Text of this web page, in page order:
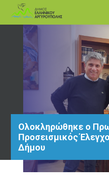
Ολοκληρώθηκε ο
Προσεισμικός
Δήμου